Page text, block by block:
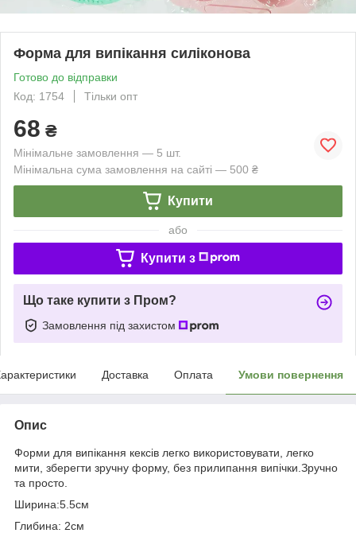
Форма для випікання силіконова
Готово до відправки
Код: 1754
Тільки опт
68 ₴
Мінімальне замовлення — 5 шт.
Мінімальна сума замовлення на сайті — 500 ₴
Купити
або
Купити з
Що таке купити з Пром?
Замовлення під захистом
Доставка Оплата Умови повернення
Опис
Форми для випікання кексів легко використовувати, легко
мити, зберегти зручну форму, без прилипання випічки.Зручно
та просто.
Ширина:5.5см
Глибина: 2см